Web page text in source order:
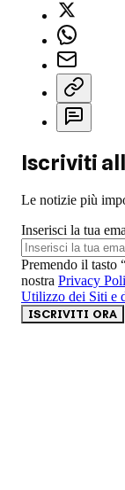
Iscriviti
Le notizie più
Inserisci la tua
Premendo il tasto
nostra Privacy
Utilizzo dei Siti e
ISCRIVITI ORA